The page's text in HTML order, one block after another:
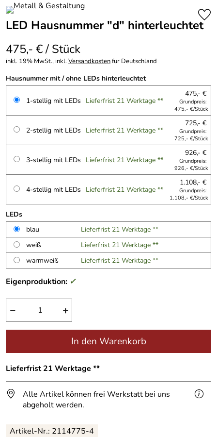
LED Hausnummer "d" hinterleuchtet
475,- € / Stück
inkl. 19% MwSt., inkl.Versandkostenfür Deutschland
Hausnummer mit / ohne LEDs hinterleuchtet
1-stellig mit LEDs Lieferfrist 21 Werktage **
475,- €
Grundpreis:
475,- €/Stück
2-stellig mit LEDs Lieferfrist 21 Werktage **
725,- €
Grundpreis:
725,- €/Stück
3-stellig mit LEDs Lieferfrist 21 Werktage **
926,- €
Grundpreis:
926,- €/Stück
4-stellig mit LEDs Lieferfrist 21 Werktage **
1.108,- €
Grundpreis:
1.108,- €/Stück
LEDs
blau
Lieferfrist 21 Werktage **
weiß
Lieferfrist 21 Werktage **
warmweiß
Lieferfrist 21 Werktage **
Eigenproduktion: ✓
− +
In den Warenkorb
Lieferfrist 21 Werktage **
Alle Artikel können frei Werkstatt bei uns
abgeholt werden.
Artikel-Nr.: 2114775-4